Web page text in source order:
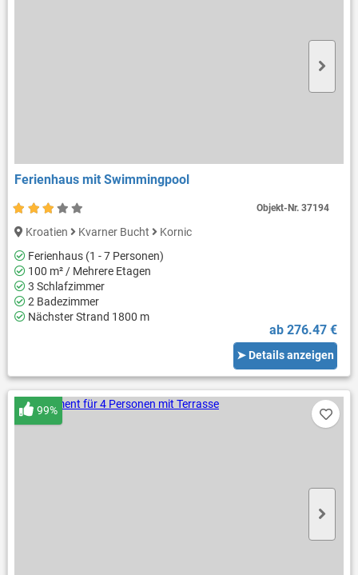
Ferienhaus mit Swimmingpool
Kroatien Kvarner Bucht
Kornic
Ferienhaus (1 - 7 Personen)
100 m² / Mehrere Etagen
3 Schlafzimmer
2 Badezimmer
Nächster Strand 1800 m
ab 276.47 €
➤ Details anzeigen
Objekt-Nr.37194
99%